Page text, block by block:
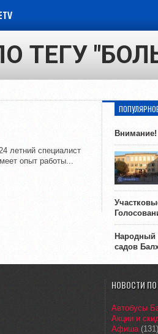
ТЕГУ
летний специалист
опыт работы...
Внимание!
Народный
садов
НОВОСТИ
Автобусы
Акции и
Афиша(131)